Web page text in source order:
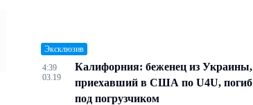
Эксклюзив
4:39
03.19
Калифорния: беженец из Украины,
приехавший в США по U4U, погиб
под погрузчиком